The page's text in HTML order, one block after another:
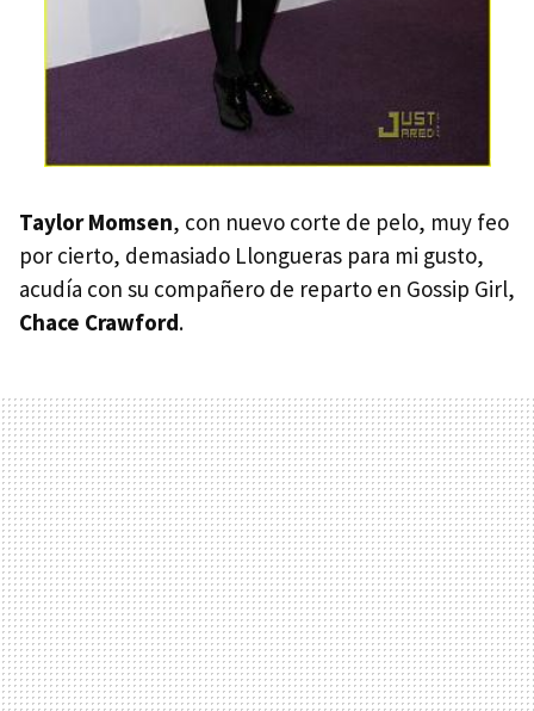
Taylor Momsen, con nuevo corte de pelo, muy feo
por cierto, demasiado Llongueras para mi gusto,
acudía con su compañero de reparto en Gossip Girl,
Chace Crawford.